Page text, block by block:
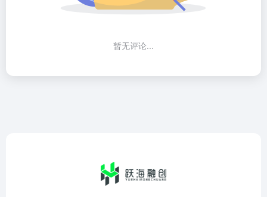
暂无评论...